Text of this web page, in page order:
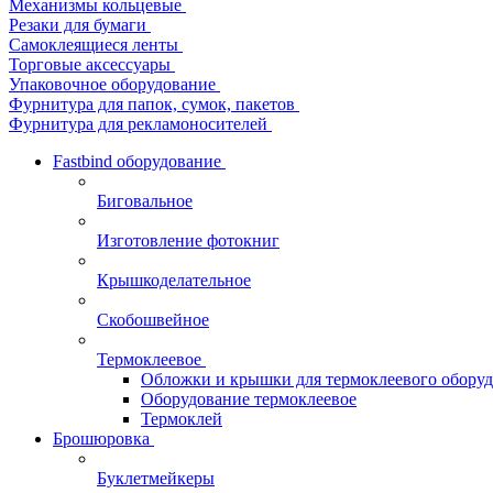
Механизмы кольцевые
Резаки для бумаги
Самоклеящиеся ленты
Торговые аксессуары
Упаковочное оборудование
Фурнитура для папок, сумок, пакетов
Фурнитура для рекламоносителей
Fastbind оборудование
Биговальное
Изготовление фотокниг
Крышкоделательное
Скобошвейное
Термоклеевое
Обложки и крышки для термоклеевого
Оборудование термоклеевое
Термоклей
Брошюровка
Буклетмейкеры